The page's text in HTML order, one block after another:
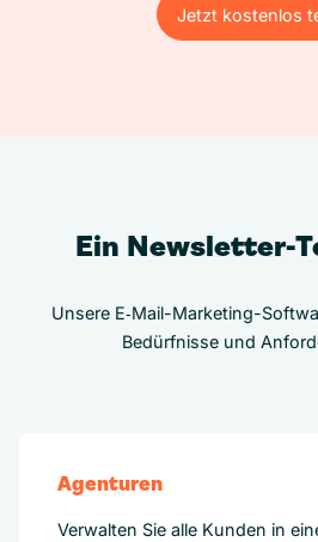
Jetzt kostenlos
Jetzt kostenlos
Ein Newsletter-
Unsere E‑Mail-Marketing-
Bedürfnisse und
Agenturen
Verwalten Sie alle Kunden in